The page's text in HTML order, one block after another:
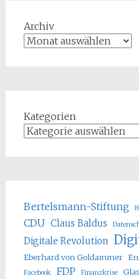
Archiv
Kategorien
Bertelsmann-Stiftung
CDU Claus Baldus
Digitale Revolution
Eberhard von Goldammer
Facebook FDP Finanzkrise